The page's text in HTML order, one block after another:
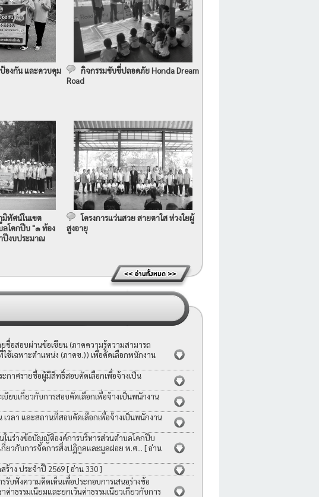
ป้องกัน และควบคุม
กิจกรรมขับขี่ปลอดภัย Honda Dream
Road
มิทัศน์ในเขต
ลโคกปีบ "๑ ท้อง
ปีงบประมาณ
โครงการแว่นสวย สายตาใส ห่วงใยผู้
สูงอายุ
ชื่อสอบผ่านข้อเขียน (ภาคความรู้ความสามารถ
ช้เฉพาะตำแหน่ง (ภาคข.)) เพื่อคัดเลือกพนักงาน
กาศรายชื่อผู้มีสิทธิ์สอบคัดเลือกเพื่อจ้างเป็น
บียบเกี่ยวกับการสอบคัดเลือกเพื่อจ้างเป็นพนักงาน
เวลา และสถานที่สอบคัดเลือกเพื่อจ้างเป็นพนักงาน
ในร่างข้อบัญญัติองค์การบริหารส่วนตำบลโคกปีบ
กี่ยวกับการจัดการสิ่งปฏิกูลและมูลฝอย พ.ศ... [ อ่าน
ร้าง ประจำปี 2569[ อ่าน 330 ]
รับฟังความคิดเห็นเพื่อประกอบการเสนอร่างข้อ
าธรรมเนียมและยกเว้นค่าธรรมเนียวเกี่ยวกับการ